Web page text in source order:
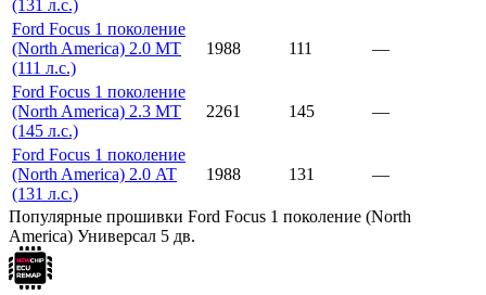
(131 л.с.)
Ford Focus 1 поколение
(North America) 2.0 MT
(111 л.с.)
1988 111 —
Ford Focus 1 поколение
(North America) 2.3 MT
(145 л.с.)
2261 145 —
Ford Focus 1 поколение
(North America) 2.0 AT
(131 л.с.)
1988 131 —
Популярные прошивки Ford Focus 1 поколение (North
America) Универсал 5 дв.